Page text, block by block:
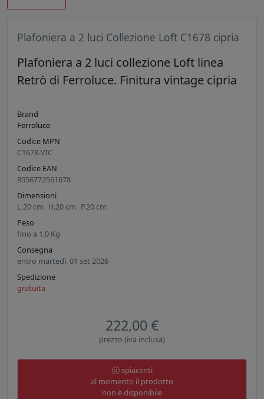
Plafoniera a 2 luci Collezione Loft C1678 cipria
Plafoniera a 2 luci collezione Loft linea
Retrò di Ferroluce. Finitura vintage cipria
Brand
Ferroluce
Codice MPN
C1678-VIC
Codice EAN
8056772561678
Dimensioni
L.20 cm H.20 cm P.20 cm
Peso
fino a 1,0 Kg
Consegna
entro martedì, 01 set 2026
Spedizione
gratuita
222,00 €
prezzo (iva inclusa)
spiacenti
al momento il prodotto
non è disponibile